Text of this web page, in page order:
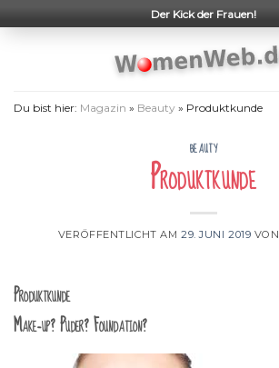
to
Der Kick der Frauen!
Du bist hier: Magazin » Beauty » Produktkunde
BEAUTY
Produktkunde
VERÖFFENTLICHT AM 29. JUNI 2019 VON
Produktkunde
Make-up? Puder? Foundation?